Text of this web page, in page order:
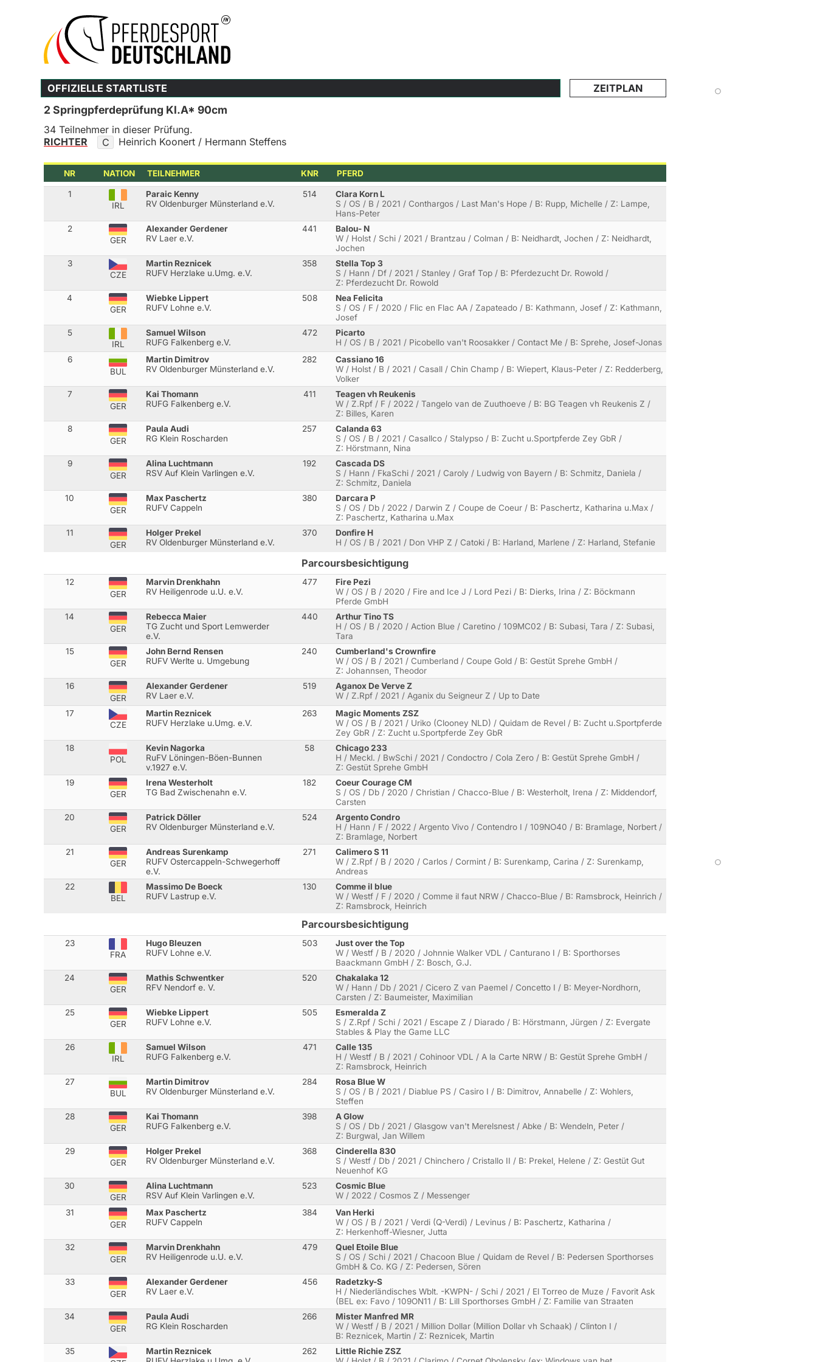
OFFIZIELLE STARTLISTE ZEITPLAN
2 Springpferdeprüfung Kl.A* 90cm
34 Teilnehmer in dieser Prüfung.
RICHTER
C Heinrich Koonert / Hermann Steffens
NR NATION TEILNEHMER KNR PFERD
1
IRL
Paraic Kenny
RV Oldenburger Münsterland e.V.
514
Clara Korn L
S / OS / B / 2021 / Conthargos / Last Man's Hope / B: Rupp, Michelle / Z: Lampe,
Hans-Peter
2
GER
Alexander Gerdener
RV Laer e.V.
441
Balou- N
W / Holst / Schi / 2021 / Brantzau / Colman / B: Neidhardt, Jochen / Z: Neidhardt,
Jochen
3
CZE
Martin Reznicek
RUFV Herzlake u.Umg. e.V.
358
Stella Top 3
S / Hann / Df / 2021 / Stanley / Graf Top / B: Pferdezucht Dr. Rowold /
Z: Pferdezucht Dr. Rowold
4
GER
Wiebke Lippert
RUFV Lohne e.V.
508
Nea Felicita
S / OS / F / 2020 / Flic en Flac AA / Zapateado / B: Kathmann, Josef / Z: Kathmann,
Josef
5
IRL
Samuel Wilson
RUFG Falkenberg e.V.
472
Picarto
H / OS / B / 2021 / Picobello van't Roosakker / Contact Me / B: Sprehe, Josef-Jonas
6
BUL
Martin Dimitrov
RV Oldenburger Münsterland e.V.
282
Cassiano 16
W / Holst / B / 2021 / Casall / Chin Champ / B: Wiepert, Klaus-Peter / Z: Redderberg,
Volker
7
GER
Kai Thomann
RUFG Falkenberg e.V.
411
Teagen vh Reukenis
W / Z.Rpf / F / 2022 / Tangelo van de Zuuthoeve / B: BG Teagen vh Reukenis Z /
Z: Billes, Karen
8
GER
Paula Audi
RG Klein Roscharden
257
Calanda 63
S / OS / B / 2021 / Casallco / Stalypso / B: Zucht u.Sportpferde Zey GbR /
Z: Hörstmann, Nina
9
GER
Alina Luchtmann
RSV Auf Klein Varlingen e.V.
192
Cascada DS
S / Hann / FkaSchi / 2021 / Caroly / Ludwig von Bayern / B: Schmitz, Daniela /
Z: Schmitz, Daniela
10
GER
Max Paschertz
RUFV Cappeln
380
Darcara P
S / OS / Db / 2022 / Darwin Z / Coupe de Coeur / B: Paschertz, Katharina u.Max /
Z: Paschertz, Katharina u.Max
11
GER
Holger Prekel
RV Oldenburger Münsterland e.V.
370
Donfire H
H / OS / B / 2021 / Don VHP Z / Catoki / B: Harland, Marlene / Z: Harland, Stefanie
Parcoursbesichtigung
12
GER
Marvin Drenkhahn
RV Heiligenrode u.U. e.V.
477
Fire Pezi
W / OS / B / 2020 / Fire and Ice J / Lord Pezi / B: Dierks, Irina / Z: Böckmann
Pferde GmbH
14
GER
Rebecca Maier
TG Zucht und Sport Lemwerder
e.V.
440
Arthur Tino TS
H / OS / B / 2020 / Action Blue / Caretino / 109MC02 / B: Subasi, Tara / Z: Subasi,
Tara
15
GER
John Bernd Rensen
RUFV Werlte u. Umgebung
240
Cumberland's Crownfire
W / OS / B / 2021 / Cumberland / Coupe Gold / B: Gestüt Sprehe GmbH /
Z: Johannsen, Theodor
16
GER
Alexander Gerdener
RV Laer e.V.
519
Aganox De Verve Z
W / Z.Rpf / 2021 / Aganix du Seigneur Z / Up to Date
17
CZE
Martin Reznicek
RUFV Herzlake u.Umg. e.V.
263
Magic Moments ZSZ
W / OS / B / 2021 / Uriko (Clooney NLD) / Quidam de Revel / B: Zucht u.Sportpferde
Zey GbR / Z: Zucht u.Sportpferde Zey GbR
18
POL
Kevin Nagorka
RuFV Löningen-Böen-Bunnen
v.1927 e.V.
58
Chicago 233
H / Meckl. / BwSchi / 2021 / Condoctro / Cola Zero / B: Gestüt Sprehe GmbH /
Z: Gestüt Sprehe GmbH
19
GER
Irena Westerholt
TG Bad Zwischenahn e.V.
182
Coeur Courage CM
S / OS / Db / 2020 / Christian / Chacco-Blue / B: Westerholt, Irena / Z: Middendorf,
Carsten
20
GER
Patrick Döller
RV Oldenburger Münsterland e.V.
524
Argento Condro
H / Hann / F / 2022 / Argento Vivo / Contendro I / 109NO40 / B: Bramlage, Norbert /
Z: Bramlage, Norbert
21
GER
Andreas Surenkamp
RUFV Ostercappeln-Schwegerhoff
e.V.
271
Calimero S 11
W / Z.Rpf / B / 2020 / Carlos / Cormint / B: Surenkamp, Carina / Z: Surenkamp,
Andreas
22
BEL
Massimo De Boeck
RUFV Lastrup e.V.
130
Comme il blue
W / Westf / F / 2020 / Comme il faut NRW / Chacco-Blue / B: Ramsbrock, Heinrich /
Z: Ramsbrock, Heinrich
Parcoursbesichtigung
23
FRA
Hugo Bleuzen
RUFV Lohne e.V.
503
Just over the Top
W / Westf / B / 2020 / Johnnie Walker VDL / Canturano I / B: Sporthorses
Baackmann GmbH / Z: Bosch, G.J.
24
GER
Mathis Schwentker
RFV Nendorf e. V.
520
Chakalaka 12
W / Hann / Db / 2021 / Cicero Z van Paemel / Concetto I / B: Meyer-Nordhorn,
Carsten / Z: Baumeister, Maximilian
25
GER
Wiebke Lippert
RUFV Lohne e.V.
505
Esmeralda Z
S / Z.Rpf / Schi / 2021 / Escape Z / Diarado / B: Hörstmann, Jürgen / Z: Evergate
Stables & Play the Game LLC
26
IRL
Samuel Wilson
RUFG Falkenberg e.V.
471
Calle 135
H / Westf / B / 2021 / Cohinoor VDL / A la Carte NRW / B: Gestüt Sprehe GmbH /
Z: Ramsbrock, Heinrich
27
BUL
Martin Dimitrov
RV Oldenburger Münsterland e.V.
284
Rosa Blue W
S / OS / B / 2021 / Diablue PS / Casiro I / B: Dimitrov, Annabelle / Z: Wohlers,
Steffen
28
GER
Kai Thomann
RUFG Falkenberg e.V.
398
A Glow
S / OS / Db / 2021 / Glasgow van't Merelsnest / Abke / B: Wendeln, Peter /
Z: Burgwal, Jan Willem
29
GER
Holger Prekel
RV Oldenburger Münsterland e.V.
368
Cinderella 830
S / Westf / Db / 2021 / Chinchero / Cristallo II / B: Prekel, Helene / Z: Gestüt Gut
Neuenhof KG
30
GER
Alina Luchtmann
RSV Auf Klein Varlingen e.V.
523
Cosmic Blue
W / 2022 / Cosmos Z / Messenger
31
GER
Max Paschertz
RUFV Cappeln
384
Van Herki
W / OS / B / 2021 / Verdi (Q-Verdi) / Levinus / B: Paschertz, Katharina /
Z: Herkenhoff-Wiesner, Jutta
32
GER
Marvin Drenkhahn
RV Heiligenrode u.U. e.V.
479
Quel Etoile Blue
S / OS / Schi / 2021 / Chacoon Blue / Quidam de Revel / B: Pedersen Sporthorses
GmbH & Co. KG / Z: Pedersen, Sören
33
GER
Alexander Gerdener
RV Laer e.V.
456
Radetzky-S
H / Niederländisches Wblt. -KWPN- / Schi / 2021 / El Torreo de Muze / Favorit Ask
(BEL ex: Favo / 109ON11 / B: Lill Sporthorses GmbH / Z: Familie van Straaten
34
GER
Paula Audi
RG Klein Roscharden
266
Mister Manfred MR
W / Westf / B / 2021 / Million Dollar (Million Dollar vh Schaak) / Clinton I /
B: Reznicek, Martin / Z: Reznicek, Martin
35
Martin Reznicek
262
Little Richie ZSZ